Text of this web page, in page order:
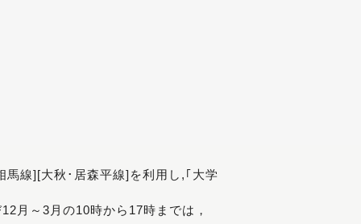
線][大秋･居森平線]を利用し,｢大学
月～3月の10時から17時までは，